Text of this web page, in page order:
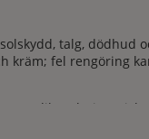
talg, dödhud
kräm; fel rengöring
Medik8, Clarins, Sisley,
som gel, mjölk, skum,